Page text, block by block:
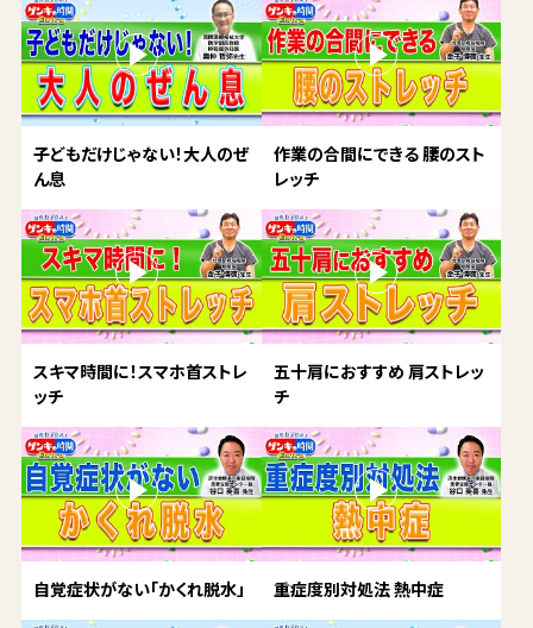
子どもだけじゃない！大人のぜ
ん息
作業の合間にできる 腰のスト
レッチ
スキマ時間に！スマホ首ストレ
ッチ
五十肩におすすめ 肩ストレッ
チ
自覚症状がない「かくれ脱水」 重症度別対処法 熱中症